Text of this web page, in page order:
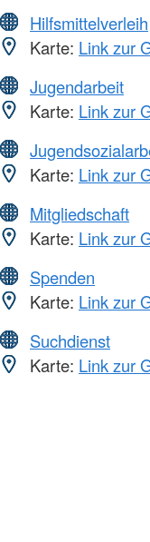
Hilfsmittelverleih
Karte: Link zur
Jugendarbeit
Karte: Link zur
Karte: Link zur
Mitgliedschaft
Karte: Link zur
Spenden
Karte: Link zur
Suchdienst
Karte: Link zur